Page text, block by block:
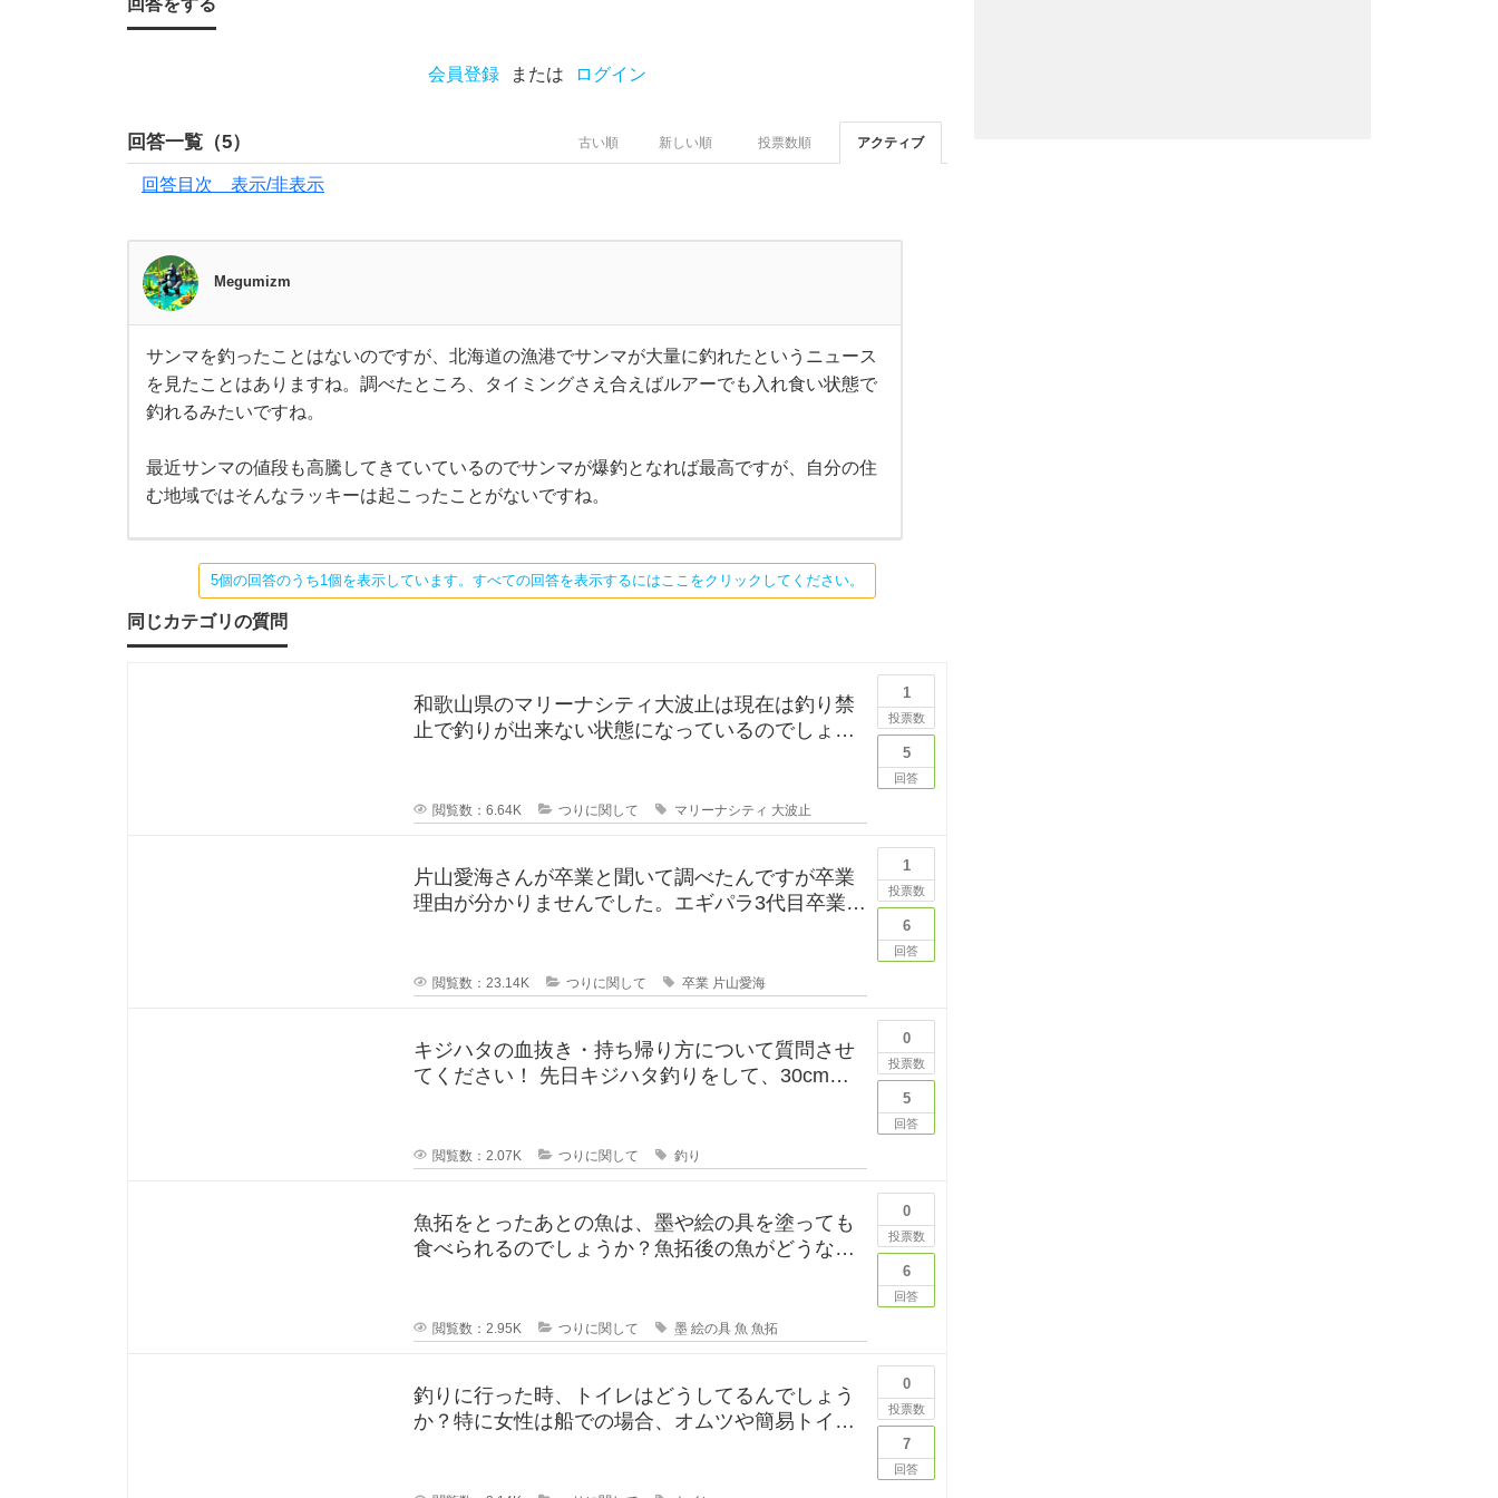
い
と
思
う
の
で
す
、
秋
刀
魚
回答をする
会員登録 または ログイン
回答一覧（5） アクティブ
投票数順
新しい順
古い順
回答目次 表示/非表示
Megumizm
サ
ン
マ
を
っ
た
こ
と
な
す
が
、
サンマを釣ったことはないのですが、北海道の漁港でサンマが大量に釣れたというニュース
を見たことはありますね。調べたところ、タイミングさえ合えばルアーでも入れ食い状態で
釣れるみたいですね。
最近サンマの値段も高騰してきていているのでサンマが爆釣となれば最高ですが、自分の住
む地域ではそんなラッキーは起こったことがないですね。
5個の回答のうち1個を表示しています。すべての回答を表示するにはここをクリックしてください。
同じカテゴリの質問
和歌山県のマリーナシティ大波止は現在は釣り禁
止で釣りが出来ない状態になっているのでしょう
閲覧数：6.64K つりに関して マリーナシティ 大波止
1
投票数
5
回答
片山愛海さんが卒業と聞いて調べたんですが卒業
理由が分かりませんでした。エギパラ3代目卒業回
閲覧数：23.14K つりに関して 卒業 片山愛海
1
投票数
6
回答
キジハタの血抜き・持ち帰り方について質問させ
てください！ 先日キジハタ釣りをして、30cm台
閲覧数：2.07K つりに関して 釣り
0
投票数
5
回答
魚拓をとったあとの魚は、墨や絵の具を塗っても
食べられるのでしょうか？魚拓後の魚がどうなる
閲覧数：2.95K つりに関して 墨 絵の具 魚 魚拓
0
投票数
6
回答
釣りに行った時、トイレはどうしてるんでしょう
か？特に女性は船での場合、オムツや簡易トイレ
0
投票数
7
回答